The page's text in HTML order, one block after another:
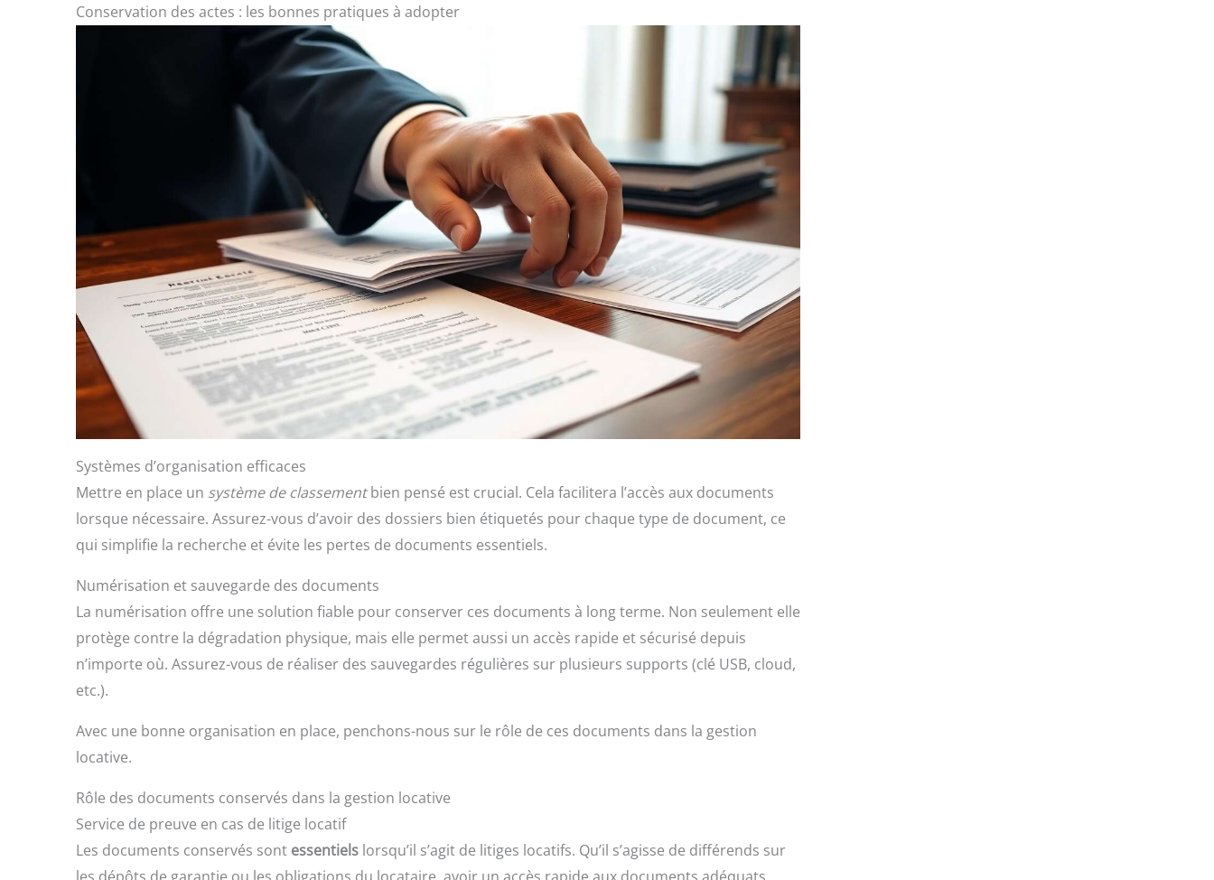
Conservation des actes : les bonnes pratiques à adopter
Systèmes d’organisation efficaces
Mettre en place un système de classementbien pensé est crucial. Cela facilitera l’accès aux documents
lorsque nécessaire. Assurez-vous d’avoir des dossiers bien étiquetés pour chaque type de document, ce
qui simplifie la recherche et évite les pertes de documents essentiels.
Numérisation et sauvegarde des documents
La numérisation offre une solution fiable pour conserver ces documents à long terme. Non seulement elle
protège contre la dégradation physique, mais elle permet aussi un accès rapide et sécurisé depuis
n’importe où. Assurez-vous de réaliser des sauvegardes régulières sur plusieurs supports (clé USB, cloud,
etc.).
Avec une bonne organisation en place, penchons-nous sur le rôle de ces documents dans la gestion
locative.
Rôle des documents conservés dans la gestion locative
Service de preuve en cas de litige locatif
Les documents conservés sont essentiels lorsqu’il s’agit de litiges locatifs. Qu’il s’agisse de différends sur